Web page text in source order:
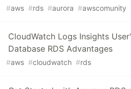
#aws #rds #aurora #awscomunity
CloudWatch Logs Insights
Database RDS Advantages
#aws #cloudwatch #rds